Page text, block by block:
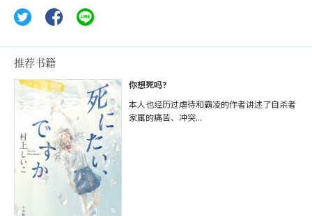
推荐书籍
你想死吗？
本人也经历过虐待和霸凌的作者讲述了自杀者
家属的痛苦、冲突...